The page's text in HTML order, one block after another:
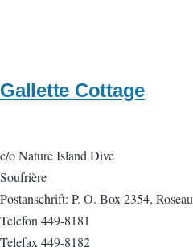
Gallette Cottage
c/o Nature Island Dive
Soufrière
Postanschrift: P. O. Box 2354, Roseau
Telefon 449-8181
Telefax 449-8182